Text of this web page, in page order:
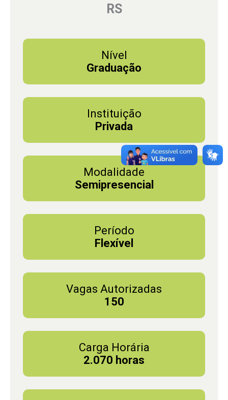
RS
Nível
Graduação
Instituição
Privada
Modalidade
Semipresencial
Período
Flexível
Vagas Autorizadas
150
Carga Horária
2.070 horas